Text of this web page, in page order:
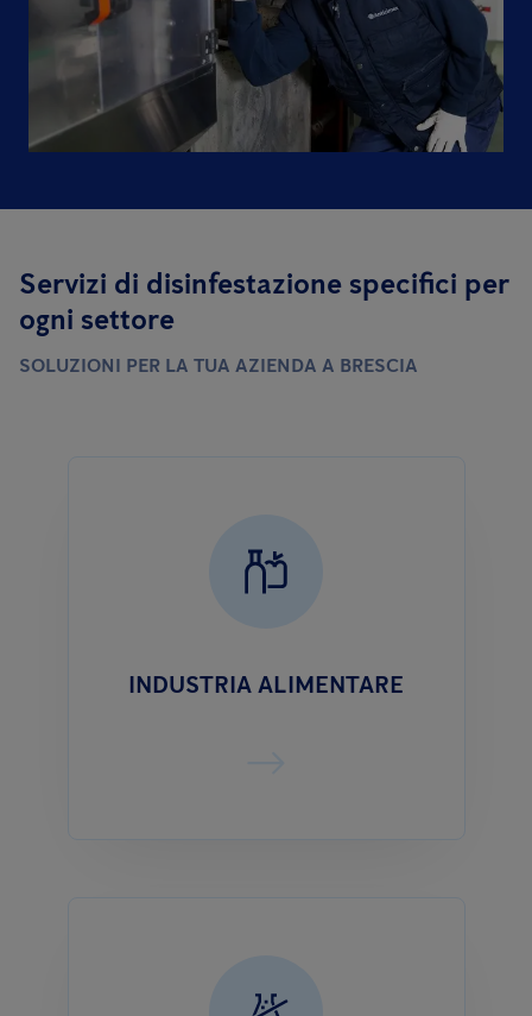
Servizi di disinfestazione specifici per
ogni settore
SOLUZIONI PER LA TUA AZIENDA A BRESCIA
INDUSTRIA ALIMENTARE